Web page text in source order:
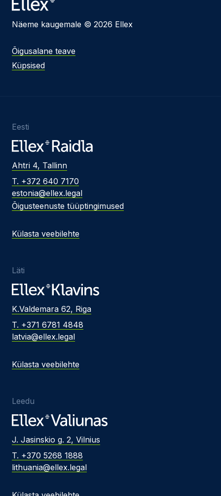
Näeme kaugemale © 2026 Ellex
Õigusalane teave
Küpsised
Eesti
Ahtri 4, Tallinn
T. +372 640 7170
estonia@ellex.legal
Õigusteenuste tüüptingimused
Külasta veebilehte
Läti
K.Valdemara 62, Riga
T. +371 6781 4848
latvia@ellex.legal
Külasta veebilehte
Leedu
J. Jasinskio g. 2, Vilnius
T. +370 5268 1888
lithuania@ellex.legal